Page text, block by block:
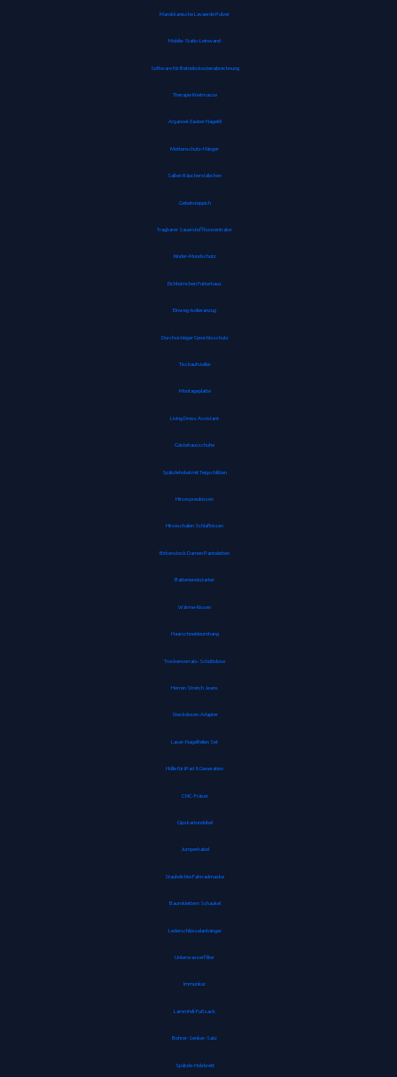
Marokkanische Lavaerde Pulver
Mobile-Stativ-Leinwand
Software für Betriebskostenabrechnung
Therapie Knetmasse
Arganoel-Zauber Nagelöl
Mottenschutz-Hänger
Salbei-Räucherstäbchen
Gebetsteppich
Tragbarer Sauerstoffkonzentrator
Kinder-Mundschutz
Eichhörnchen Futterhaus
Einweg-Isolieranzug
Durchsichtiger Gesichtsschutz
Tischaufsteller
Montageplatte
Living Dress Assistant
Gästehausschuhe
Spätzlehobel mit Teigschlitten
Hirsespreukissen
Hirseschalen Schlafkissen
Birkenstock Damen Pantoletten
Batterienotstarter
Wärme-Kissen
Haarschneideumhang
Trockenvorrats-Schüttdose
Herren Stretch Jeans
Steckdosen-Adapter
Laser-Nagelfeilen Set
Hülle für iPad 8. Generation
CNC-Fräser
Gipskartondübel
Jumperkabel
Staubdichte Fahrradmaske
Baumklettern Schaukel
Lederschlüsselanhänger
Unterwasserfilter
Immunkur
Lammfell-Fußsack
Bohrer-Senker-Satz
Spätzle-Holzbrett